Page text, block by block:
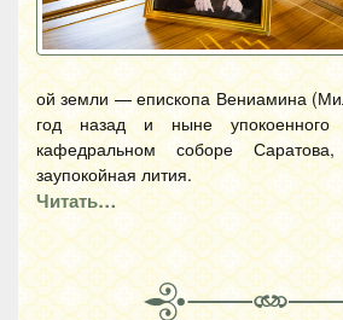
ой земли — епископа Вениамина
год назад и ныне упокоенного
кафедральном соборе
заупокойная лития.
Читать…